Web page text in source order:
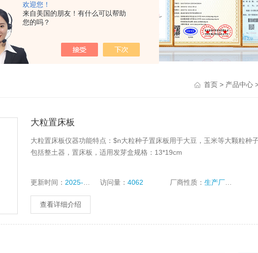
欢迎您！
来自美国的朋友！有什么可以帮助
您的吗？
首页> 产品中心
大粒置床板
大粒置床板仪器功能特点：$n大粒种子置床板用于大豆，玉米等大颗粒种
包括整土器，置床板，适用发芽盒规格：13*19cm
更新时间： 2025-10-14 访问量：4062 厂商性质： 生产厂家
查看详细介绍